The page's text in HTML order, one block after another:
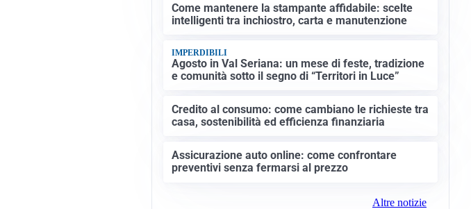
Come mantenere la stampante affidabile: scelte
intelligenti tra inchiostro, carta e manutenzione
IMPERDIBILI
Agosto in Val Seriana: un mese di feste, tradizione
e comunità sotto il segno di “Territori in Luce”
Credito al consumo: come cambiano le richieste tra
casa, sostenibilità ed efficienza finanziaria
Assicurazione auto online: come confrontare
preventivi senza fermarsi al prezzo
Altre notizie